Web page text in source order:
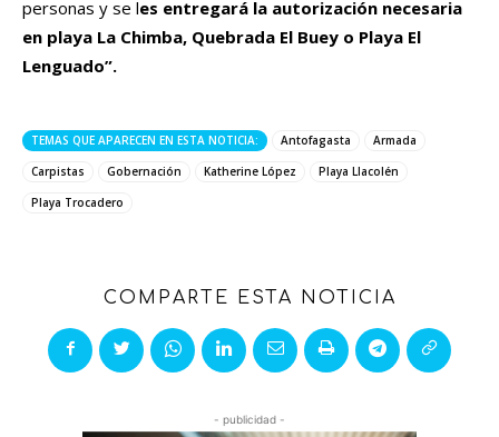
personas y se les entregará la autorización necesaria
en playa La Chimba, Quebrada El Buey o Playa El
Lenguado”.
TEMAS QUE APARECEN EN ESTA NOTICIA: Antofagasta
Armada
Carpistas
Gobernación Katherine López
Playa Llacolén
Playa Trocadero
COMPARTE ESTA NOTICIA
- publicidad -